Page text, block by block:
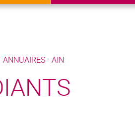
ANNUAIRES -AIN